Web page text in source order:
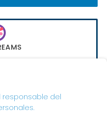
el responsable del